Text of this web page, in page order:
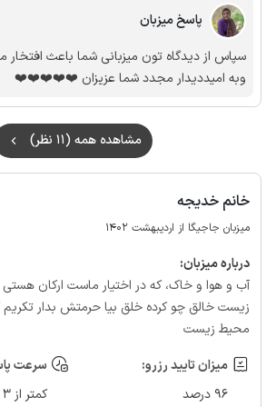
پاسخ میزبان
سپاس از دیدگاه تون میزبانی شما باعث افتخار
وبه امیددیدار مجدد شما عزیزان ❤️❤️❤️❤️❤️
مشاهده همه (11 نظر)
خانم خدیجه
میزبان جاجیگا از اردیبهشت 1402
درباره‌ میزبان:
آب و هوا و خاک، که در اختیار ماست ارکان
زیست خالق چو کرده خلق بیا حرمتش بدار
محیط زیست
میزان تایید رزرو:
96 درصد
سرعت
کمتر از 3 دقیقه